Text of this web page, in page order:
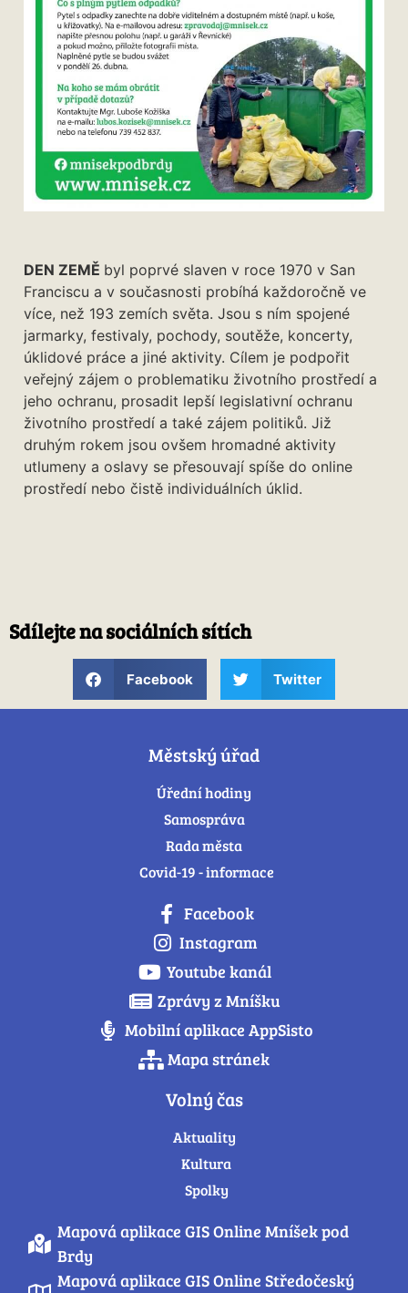
DEN ZEMĚ byl poprvé slaven v roce 1970 v San
Franciscu a v současnosti probíhá každoročně ve
více, než 193 zemích světa. Jsou s ním spojené
jarmarky, festivaly, pochody, soutěže, koncerty,
úklidové práce a jiné aktivity. Cílem je podpořit
veřejný zájem o problematiku životního prostředí a
jeho ochranu, prosadit lepší legislativní ochranu
životního prostředí a také zájem politiků. Již
druhým rokem jsou ovšem hromadné aktivity
utlumeny a oslavy se přesouvají spíše do online
prostředí nebo čistě individuálních úklid.
Sdílejte na sociálních sítích
Facebook Twitter
Městský úřad
Úřední hodiny
Samospráva
Rada města
Covid-19 - informace
Facebook
Instagram
Youtube kanál
Zprávy z Mníšku
Mobilní aplikace AppSisto
Mapa stránek
Volný čas
Aktuality
Kultura
Spolky
Mapová aplikace GIS Online Mníšek pod
Brdy
Mapová aplikace GIS Online Středočeský